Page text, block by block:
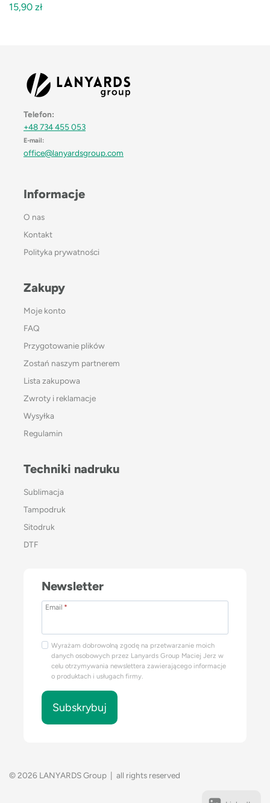
15,90 zł
Telefon:
+48 734 455 053
E-mail:
office@lanyardsgroup.com
Informacje
O nas
Kontakt
Polityka prywatności
Zakupy
Moje konto
FAQ
Przygotowanie plików
Zostań naszym partnerem
Lista zakupowa
Zwroty i reklamacje
Wysyłka
Regulamin
Techniki nadruku
Sublimacja
Tampodruk
Sitodruk
DTF
Newsletter
Email *
Wyrażam dobrowolną zgodę na przetwarzanie moich
danych osobowych przez Lanyards Group Maciej Jerz w
celu otrzymywania newslettera zawierającego informacje
o produktach i usługach firmy.
Subskrybuj
© 2026 LANYARDS Group | all rights reserved